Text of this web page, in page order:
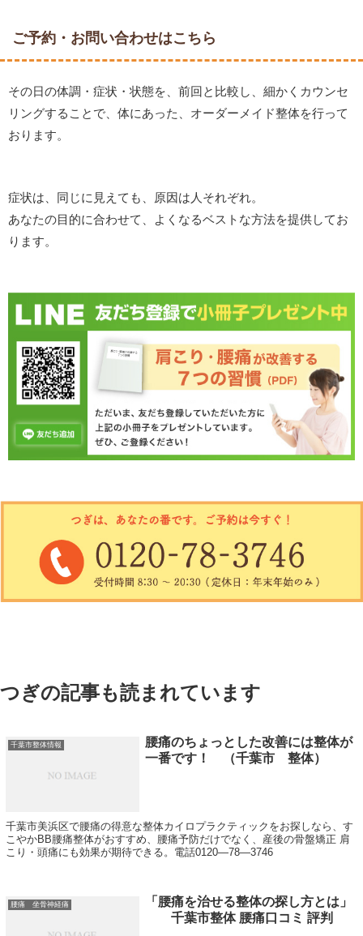
ご予約・お問い合わせはこちら
その日の体調・症状・状態を、前回と比較し、細かくカウンセ
リングすることで、体にあった、オーダーメイド整体を行って
おります。
症状は、同じに見えても、原因は人それぞれ。
あなたの目的に合わせて、よくなるベストな方法を提供してお
ります。
つぎの記事も読まれています
千葉市整体情報
腰痛のちょっとした改善には整体が
一番です！ （千葉市 整体）
千葉市美浜区で腰痛の得意な整体カイロプラクティックをお探しなら、す
こやかBB腰痛整体がおすすめ、腰痛予防だけでなく、産後の骨盤矯正 肩
こり・頭痛にも効果が期待できる。電話0120―78―3746
腰痛 坐骨神経痛
「腰痛を治せる整体の探し方とは」
千葉市整体 腰痛口コミ 評判